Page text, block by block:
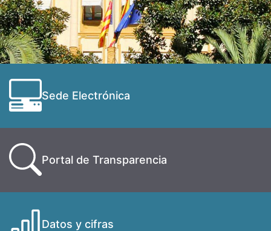
Sede Electrónica
Portal de Transparencia
Datos y cifras